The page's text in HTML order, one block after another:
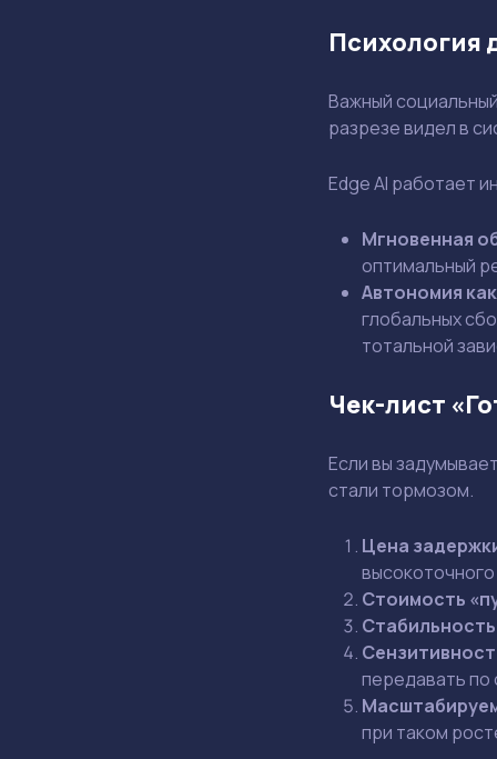
Психология
Важный
разрезе видел в
Edge AI работает
Мгновенная
оптимальный
Автономия
глобальных
тотальной
Чек-лист
Если вы
стали тормозом.
Цена
Стоимость
передавать по
при таком